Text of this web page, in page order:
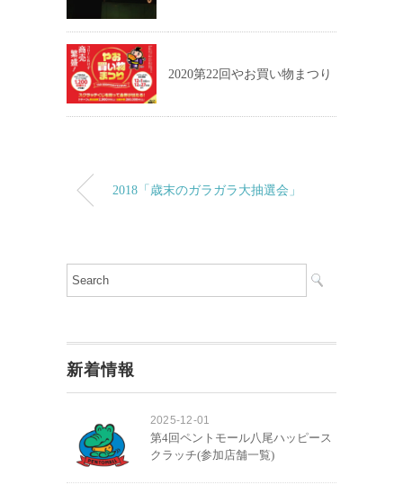
2020第22回やお買い物まつり
2018「歳末のガラガラ大抽選会」
新着情報
2025-12-01
第4回ペントモール八尾ハッピース
クラッチ(参加店舗一覧)